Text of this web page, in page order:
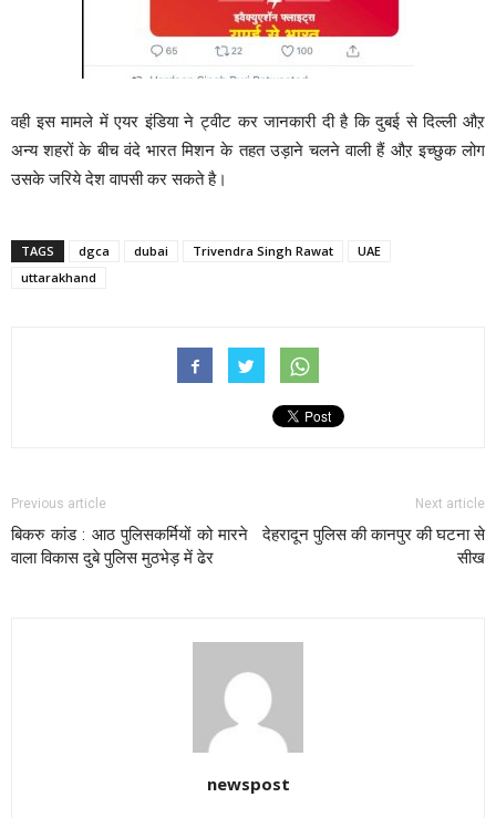
वही इस मामले में एयर इंडिया ने ट्वीट कर जानकारी दी है कि दुबई से दिल्ली औऱ
अन्य शहरों के बीच वंदे भारत मिशन के तहत उड़ाने चलने वाली हैं औऱ इच्छुक लोग
उसके जरिये देश वापसी कर सकते है।
TAGS dgca dubai Trivendra Singh Rawat
UAE
uttarakhand
Previous article
बिकरु कांड : आठ पुलिसकर्मियों को मारने
वाला विकास दुबे पुलिस मुठभेड़ में ढेर
Next article
देहरादून पुलिस की कानपुर की घटना से
सीख
newspost